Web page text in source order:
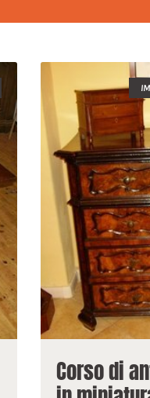
Corso di